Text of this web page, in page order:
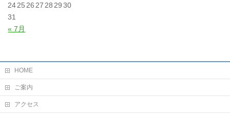
« 7月
2425 26 27 28 29 30
31
HOME
ご案内
アクセス